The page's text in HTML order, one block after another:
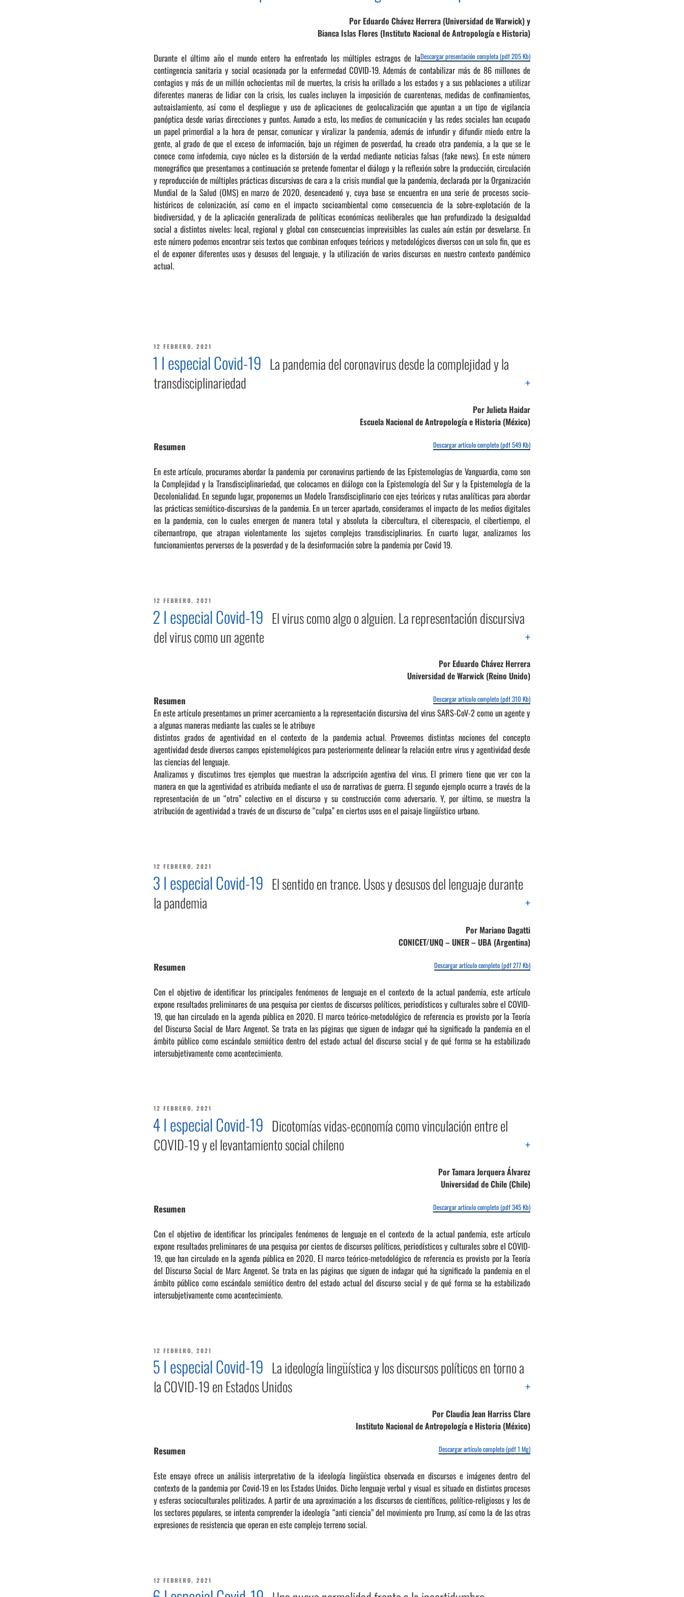
Por Eduardo Chávez Herrera (Universidad de Warwick) y
Bianca Islas Flores (Instituto Nacional de Antropología e Historia)
Descargar presentación completa (pdf 205 Kb)
Durante el último año el mundo entero ha enfrentado los múltiples estragos de la
contingencia sanitaria y social ocasionada por la enfermedad COVID-19. Además de contabilizar más de 86 millones de
contagios y más de un millón ochocientas mil de muertes, la crisis ha orillado a los estados y a sus poblaciones a utilizar
diferentes maneras de lidiar con la crisis, los cuales incluyen la imposición de cuarentenas, medidas de confinamientos,
autoaislamiento, así como el despliegue y uso de aplicaciones de geolocalización que apuntan a un tipo de vigilancia
panóptica desde varias direcciones y puntos. Aunado a esto, los medios de comunicación y las redes sociales han ocupado
un papel primordial a la hora de pensar, comunicar y viralizar la pandemia, además de infundir y difundir miedo entre la
gente, al grado de que el exceso de información, bajo un régimen de posverdad, ha creado otra pandemia, a la que se le
conoce como infodemia, cuyo núcleo es la distorsión de la verdad mediante noticias falsas (fake news). En este número
monográfico que presentamos a continuación se pretende fomentar el diálogo y la reflexión sobre la producción, circulación
y reproducción de múltiples prácticas discursivas de cara a la crisis mundial que la pandemia, declarada por la Organización
Mundial de la Salud (OMS) en marzo de 2020, desencadenó y, cuya base se encuentra en una serie de procesos socio-
históricos de colonización, así como en el impacto socioambiental como consecuencia de la sobre-explotación de la
biodiversidad, y de la aplicación generalizada de políticas económicas neoliberales que han profundizado la desigualdad
social a distintos niveles: local, regional y global con consecuencias imprevisibles las cuales aún están por desvelarse. En
este número podemos encontrar seis textos que combinan enfoques teóricos y metodológicos diversos con un solo fin, que es
el de exponer diferentes usos y desusos del lenguaje, y la utilización de varios discursos en nuestro contexto pandémico
actual.
PUBLICADO
12 FEBRERO, 2021
1 I especial Covid-19 La pandemia del coronavirus desde la complejidad y la
transdisciplinariedad
+
Por Julieta Haidar
Escuela Nacional de Antropología e Historia (México)
Descargar artículo completo (pdf 549 Kb)
Resumen
En este artículo, procuramos abordar la pandemia por coronavirus partiendo de las Epistemologías de Vanguardia, como son
la Complejidad y la Transdisciplinariedad, que colocamos en diálogo con la Epistemología del Sur y la Epistemología de la
Decolonialidad. En segundo lugar, proponemos un Modelo Transdisciplinario con ejes teóricos y rutas analíticas para abordar
las prácticas semiótico-discursivas de la pandemia. En un tercer apartado, consideramos el impacto de los medios digitales
en la pandemia, con lo cuales emergen de manera total y absoluta la cibercultura, el ciberespacio, el cibertiempo, el
cibernantropo, que atrapan violentamente los sujetos complejos transdisciplinarios. En cuarto lugar, analizamos los
funcionamientos perversos de la posverdad y de la desinformación sobre la pandemia por Covid 19.
PUBLICADO
12 FEBRERO, 2021
2 I especial Covid-19 El virus como algo o alguien. La representación discursiva
del virus como un agente
+
Por Eduardo Chávez Herrera
Universidad de Warwick (Reino Unido)
Descargar artículo completo (pdf 310 Kb)
Resumen
En este artículo presentamos un primer acercamiento a la representación discursiva del virus SARS-CoV-2 como un agente y
a algunas maneras mediante las cuales se le atribuye
distintos grados de agentividad en el contexto de la pandemia actual. Proveemos distintas nociones del concepto
agentividad desde diversos campos epistemológicos para posteriormente delinear la relación entre virus y agentividad desde
las ciencias del lenguaje.
Analizamos y discutimos tres ejemplos que muestran la adscripción agentiva del virus. El primero tiene que ver con la
manera en que la agentividad es atribuida mediante el uso de narrativas de guerra. El segundo ejemplo ocurre a través de la
representación de un “otro” colectivo en el discurso y su construcción como adversario. Y, por último, se muestra la
atribución de agentividad a través de un discurso de “culpa” en ciertos usos en el paisaje lingüístico urbano.
PUBLICADO
12 FEBRERO, 2021
3 I especial Covid-19 El sentido en trance. Usos y desusos del lenguaje durante
la pandemia
+
Por Mariano Dagatti
CONICET/UNQ – UNER – UBA (Argentina)
Descargar artículo completo (pdf 277 Kb)
Resumen
Con el objetivo de identificar los principales fenómenos de lenguaje en el contexto de la actual pandemia, este artículo
expone resultados preliminares de una pesquisa por cientos de discursos políticos, periodísticos y culturales sobre el COVID-
19, que han circulado en la agenda pública en 2020. El marco teórico-metodológico de referencia es provisto por la Teoría
del Discurso Social de Marc Angenot. Se trata en las páginas que siguen de indagar qué ha significado la pandemia en el
ámbito público como escándalo semiótico dentro del estado actual del discurso social y de qué forma se ha estabilizado
intersubjetivamente como acontecimiento.
PUBLICADO
12 FEBRERO, 2021
4 I especial Covid-19 Dicotomías vidas-economía como vinculación entre el
COVID-19 y el levantamiento social chileno
+
Por Tamara Jorquera Álvarez
Universidad de Chile (Chile)
Descargar artículo completo (pdf 345 Kb)
Resumen
Con el objetivo de identificar los principales fenómenos de lenguaje en el contexto de la actual pandemia, este artículo
expone resultados preliminares de una pesquisa por cientos de discursos políticos, periodísticos y culturales sobre el COVID-
19, que han circulado en la agenda pública en 2020. El marco teórico-metodológico de referencia es provisto por la Teoría
del Discurso Social de Marc Angenot. Se trata en las páginas que siguen de indagar qué ha significado la pandemia en el
ámbito público como escándalo semiótico dentro del estado actual del discurso social y de qué forma se ha estabilizado
intersubjetivamente como acontecimiento.
PUBLICADO
12 FEBRERO, 2021
5 I especial Covid-19 La ideología lingüística y los discursos políticos en torno a
la COVID-19 en Estados Unidos
+
Por Claudia Jean Harriss Clare
Instituto Nacional de Antropología e Historia (México)
Descargar artículo completo (pdf 1 Mg)
Resumen
Este ensayo ofrece un análisis interpretativo de la ideología lingüística observada en discursos e imágenes dentro del
contexto de la pandemia por Covid-19 en los Estados Unidos. Dicho lenguaje verbal y visual es situado en distintos procesos
y esferas socioculturales politizados. A partir de una aproximación a los discursos de científicos, político-religiosos y los de
los sectores populares, se intenta comprender la ideología “anti ciencia” del movimiento pro Trump, así como la de las otras
expresiones de resistencia que operan en este complejo terreno social.
PUBLICADO
12 FEBRERO, 2021